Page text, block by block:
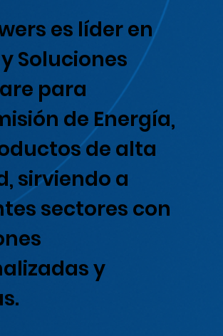
es líder en
Soluciones
para
de Energía,
de alta
sirviendo a
sectores con
y